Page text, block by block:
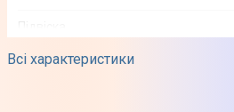
Всі характеристики
Пружинно-гідравлічна